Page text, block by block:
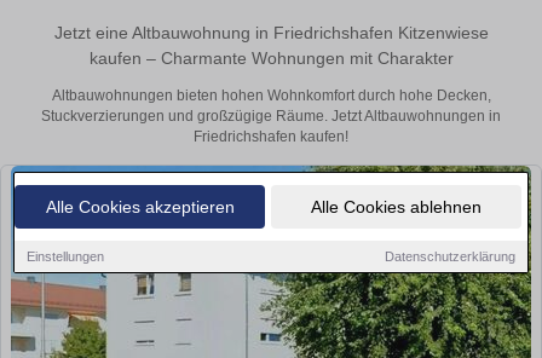
Alle Cookies akzeptieren Alle Cookies ablehnen
Einstellungen Datenschutzerklärung
Jetzt eine Altbauwohnung in Friedrichshafen Kitzenwiese
kaufen – Charmante Wohnungen mit Charakter
Altbauwohnungen bieten hohen Wohnkomfort durch hohe Decken,
Stuckverzierungen und großzügige Räume. Jetzt Altbauwohnungen in
Friedrichshafen kaufen!